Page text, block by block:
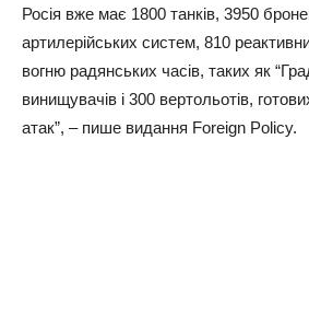
Росія вже має 1800 танків, 3950
артилерійських систем, 810
вогню радянських часів, таких як
винищувачів і 300 вертольотів,
атак”, – пише видання Foreign Policy.